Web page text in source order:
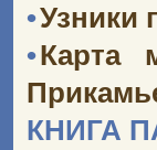
•Узники
•Карта
КНИГА